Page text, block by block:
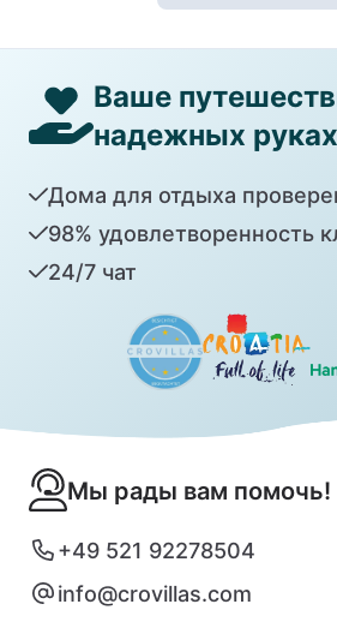
Ваше
надежных руках
Дома для отдыха
98% удовлетворенность
24/7 чат
Мы рады вам помочь!
+49 521 92278504
info@crovillas.com